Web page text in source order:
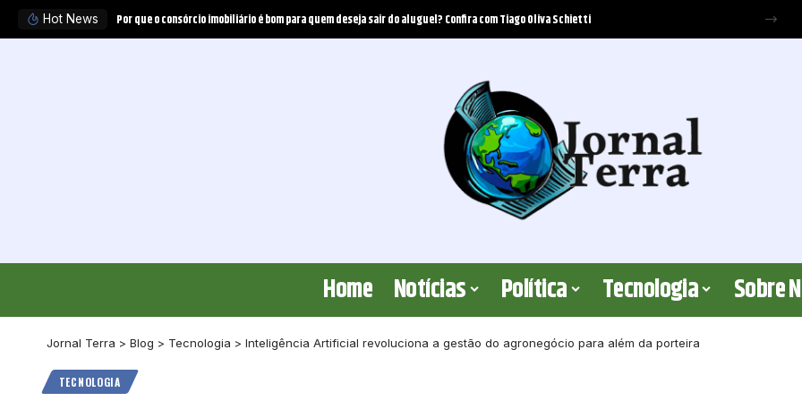
Hot News
Schietti
Home Notícias Política Tecnologia Sobre
Jornal Terra > Blog > Tecnologia > Inteligência Artificial revoluciona a gestão do agronegócio para além da porteira
TECNOLOGIA